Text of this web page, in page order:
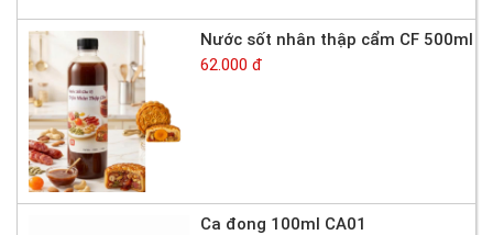
Nước sốt nhân thập cẩm CF 500ml
62.000 đ
Ca đong 100ml CA01